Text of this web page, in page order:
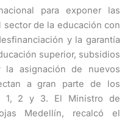
para exponer las
de la educación con
y la garantía
superior, subsidios
asignación de nuevos
a gran parte de los
1, 2 y 3. El Ministro de
Medellín, recalcó el